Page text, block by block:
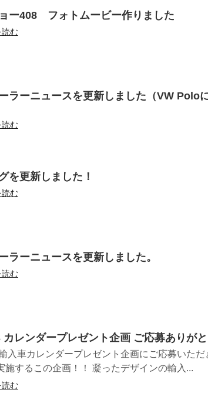
ー408 フォトムービー作りました
読む
ラーニュースを更新しました（VW Polo
読む
を更新しました！
読む
ラーニュースを更新しました。
読む
カレンダープレゼント企画 ご応募ありが
入車カレンダープレゼント企画にご応募いただ
施するこの企画！！ 凝ったデザインの輸入...
読む